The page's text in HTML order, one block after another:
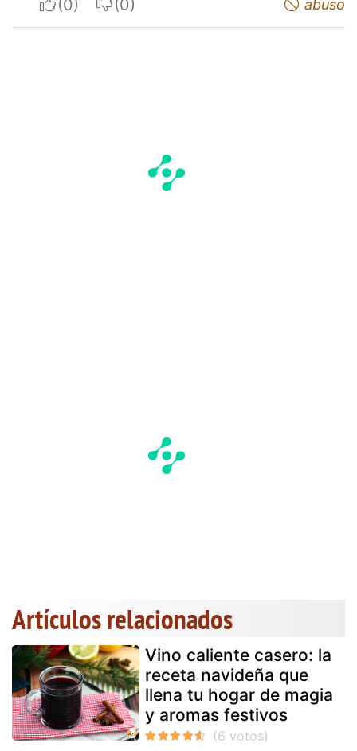
I apreciateI do not appreciate abuso
Artículos relacionados
Vino caliente casero: la
receta navideña que
llena tu hogar de magia
y aromas festivos